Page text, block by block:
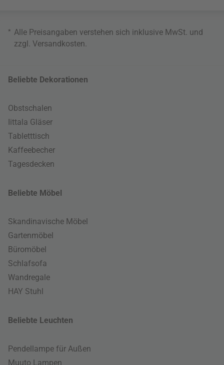
* Alle Preisangaben verstehen sich inklusive MwSt. und
zzgl. Versandkosten
Beliebte Dekorationen
Obstschalen
Iittala Gläser
Tabletttisch
Kaffeebecher
Tagesdecken
Beliebte Möbel
Skandinavische Möbel
Gartenmöbel
Büromöbel
Schlafsofa
Wandregale
HAY Stuhl
Beliebte Leuchten
Pendellampe für Außen
Muuto Lampen